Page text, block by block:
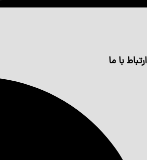
ارتباط با ما